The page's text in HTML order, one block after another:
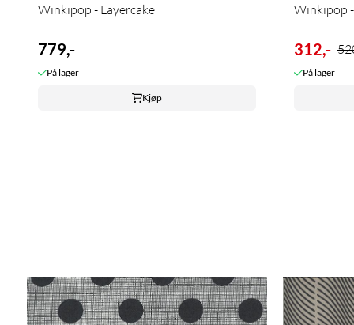
Winkipop - Layercake
779,-
På lager
Kjøp
Winkipop
312,-
På lager